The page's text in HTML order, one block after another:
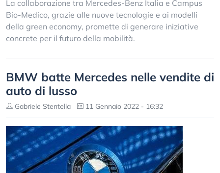
La collaborazione tra Mercedes-Benz Italia e Campus
Bio-Medico, grazie alle nuove tecnologie e ai modelli
della green economy, promette di generare iniziative
concrete per il futuro della mobilità.
BMW batte Mercedes nelle vendite di
auto di lusso
Gabriele Stentella 11 Gennaio 2022 - 16:32